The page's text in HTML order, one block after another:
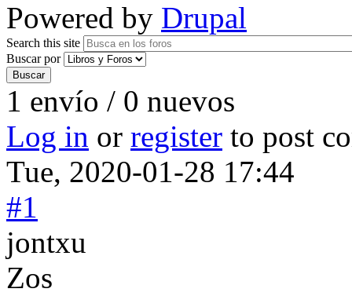
Powered by Drupal
Search this site
Buscar por
1 envío / 0 nuevos
Log in or register to post
Tue, 2020-01-28 17:44
#1
jontxu
Zos